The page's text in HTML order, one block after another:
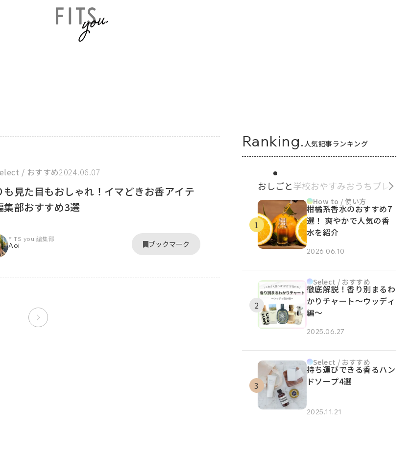
/ おすすめ2024.06.07
も見た目もおしゃれ！イマどきお香アイテ
集部おすすめ3選
FITS you.編集部
Aoi ブックマーク
Ranking. 人気記事ランキング
おしごと学校おやすみおうち プレゼン
How to / 使い方
柑橘系香水のおすすめ7
選！ 爽やかで人気の香
水を紹介
2026.06.10
Select / おすすめ
徹底解説！香り別まるわ
かりチャート～ウッディ
編～
2025.06.27
Select / おすすめ
持ち運びできる香るハン
ドソープ4選
2025.11.21